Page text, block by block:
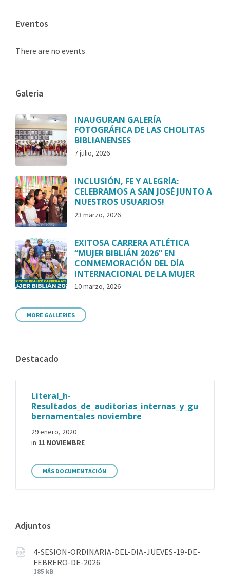
Eventos
There are no events
Galeria
INAUGURAN GALERÍA
FOTOGRÁFICA DE LAS CHOLITAS
BIBLIANENSES
7 julio, 2026
INCLUSIÓN, FE Y ALEGRÍA:
CELEBRAMOS A SAN JOSÉ JUNTO A
NUESTROS USUARIOS!
23 marzo, 2026
EXITOSA CARRERA ATLÉTICA
“MUJER BIBLIÁN 2026” EN
CONMEMORACIÓN DEL DÍA
INTERNACIONAL DE LA MUJER
10 marzo, 2026
MORE GALLERIES
Destacado
Literal_h-
Resultados_de_auditorias_internas_y_gu
bernamentales noviembre
29 enero, 2020
in 11 NOVIEMBRE
MÁS DOCUMENTACIÓN
Adjuntos
4-SESION-ORDINARIA-DEL-DIA-JUEVES-19-DE-
FEBRERO-DE-2026
185 kB